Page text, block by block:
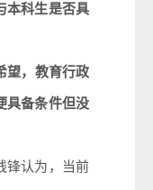
本科生是否具
望，教育行政
具备条件但没
锋认为，当前